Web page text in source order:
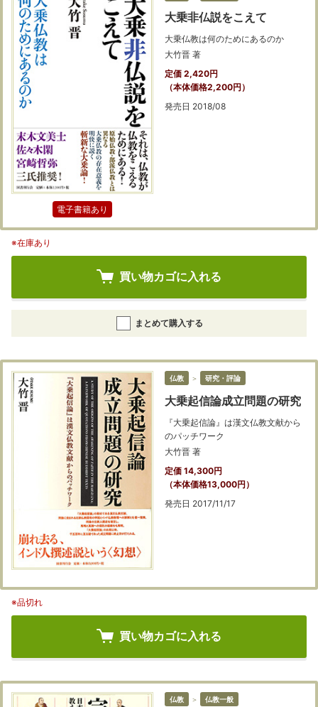
電子書籍あり
大乗非仏説をこえて
大乗仏教は何のためにあるのか
大竹晋 著
定価 2,420円
（本体価格2,200円）
発売日 2018/08
※在庫あり
買い物カゴに入れる
まとめて購入する
仏教 ＞ 研究・評論
大乗起信論成立問題の研究
『大乗起信論』は漢文仏教文献から
のパッチワーク
大竹晋 著
定価 14,300円
（本体価格13,000円）
発売日 2017/11/17
※品切れ
買い物カゴに入れる
仏教 ＞ 仏教一般